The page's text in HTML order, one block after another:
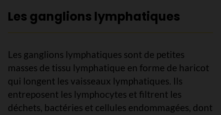
Les ganglions lymphatiques
Les ganglions lymphatiques sont de petites
masses de tissu lymphatique en forme de haricot
qui longent les vaisseaux lymphatiques. Ils
entreposent les lymphocytes et filtrent les
déchets, bactéries et cellules endommagées, dont